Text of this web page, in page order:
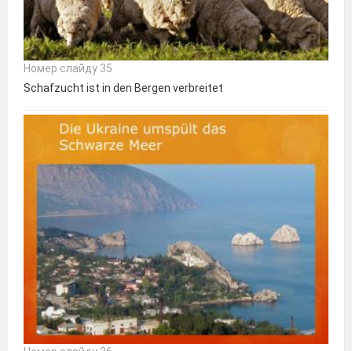
Номер слайду 35
Schafzucht ist in den Bergen verbreitet